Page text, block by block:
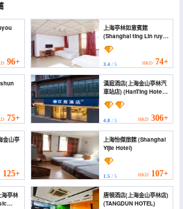
96+
上海亭林如意賓館
(Shanghai ting Lin ruyi
hotel)
3.4/ 5 HKD 74+
75+
漢庭酒店(上海金山亭林汽
車站店) (HanTing Hotel
(Shanghai Jinshan
Tinglin Bus Station))
4.8/ 5 HKD 306+
金山亭
125+
上海怡傑旅館 (Shanghai
Yijie Hotel)
1.5/ 5 HKD 107+
亭林
唐頓酒店(上海金山亭林店)
(TANGDUN HOTEL)